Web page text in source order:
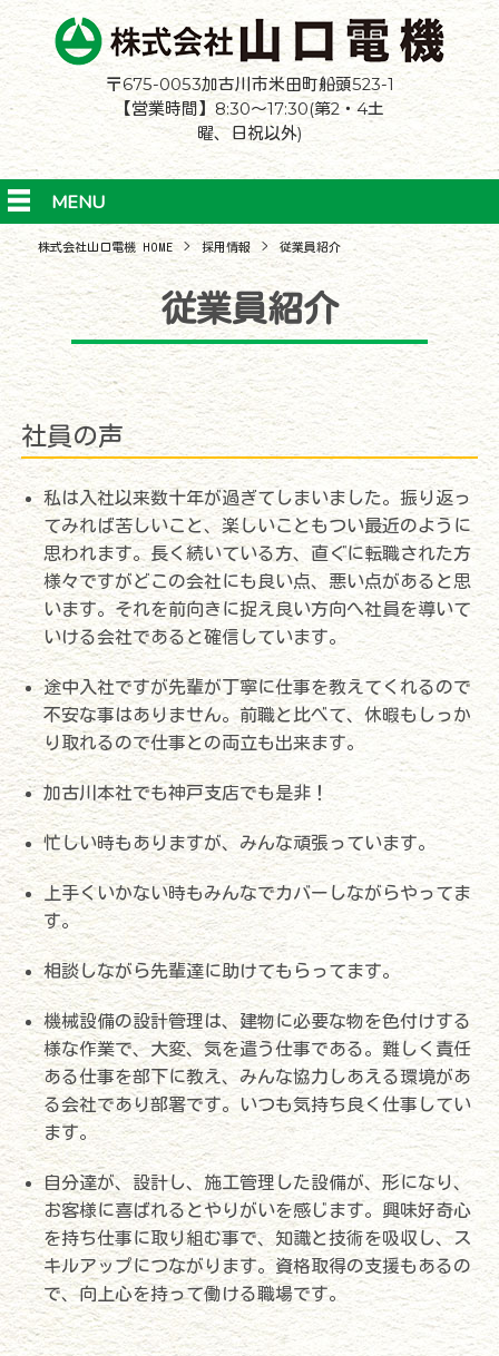
〒675-0053加古川市米田町船頭523-1
【営業時間】8:30～17:30(第2・4土
曜、日祝以外)
MENU
株式会社山口電機 HOME > 採用情報 > 従業員紹介
従業員紹介
社員の声
私は入社以来数十年が過ぎてしまいました。振り返っ
てみれば苦しいこと、楽しいこともつい最近のように
思われます。長く続いている方、直ぐに転職された方
様々ですがどこの会社にも良い点、悪い点があると思
います。それを前向きに捉え良い方向へ社員を導いて
いける会社であると確信しています。
途中入社ですが先輩が丁寧に仕事を教えてくれるので
不安な事はありません。前職と比べて、休暇もしっか
り取れるので仕事との両立も出来ます。
加古川本社でも神戸支店でも是非！
忙しい時もありますが、みんな頑張っています。
上手くいかない時もみんなでカバーしながらやってま
す。
相談しながら先輩達に助けてもらってます。
機械設備の設計管理は、建物に必要な物を色付けする
様な作業で、大変、気を遣う仕事である。難しく責任
ある仕事を部下に教え、みんな協力しあえる環境があ
る会社であり部署です。いつも気持ち良く仕事してい
ます。
自分達が、設計し、施工管理した設備が、形になり、
お客様に喜ばれるとやりがいを感じます。興味好奇心
を持ち仕事に取り組む事で、知識と技術を吸収し、ス
キルアップにつながります。資格取得の支援もあるの
で、向上心を持って働ける職場です。